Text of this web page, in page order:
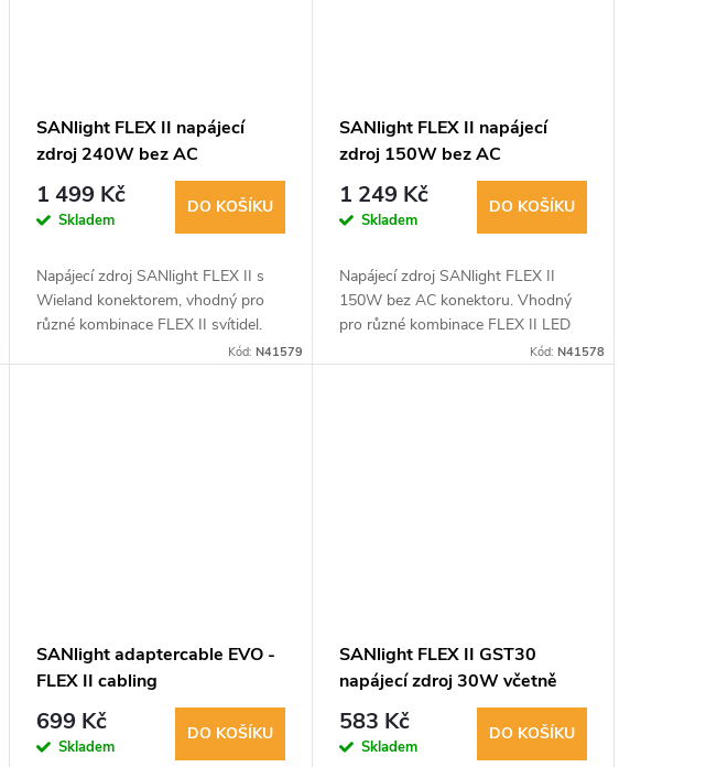
SANlight FLEX II napájecí
zdroj 240W bez AC
konektoru
1 499 Kč
Skladem
DO KOŠÍKU
Napájecí zdroj SANlight FLEX II s
Wieland konektorem, vhodný pro
různé kombinace FLEX II svítidel.
Příkon 240W, rozměry 242x67x33
Kód: N41579
SANlight FLEX II napájecí
zdroj 150W bez AC
konektoru
1 249 Kč
Skladem
DO KOŠÍKU
Napájecí zdroj SANlight FLEX II
150W bez AC konektoru. Vhodný
pro různé kombinace FLEX II LED
svítidel. Rozměry: 188x67x33 mm.
Kód: N41578
SANlight adaptercable EVO -
FLEX II cabling
699 Kč
Skladem
DO KOŠÍKU
SANlight FLEX II GST30
napájecí zdroj 30W včetně
adaptéru (AI2022)
583 Kč
Skladem
DO KOŠÍKU